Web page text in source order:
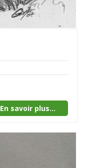
En savoir plus...